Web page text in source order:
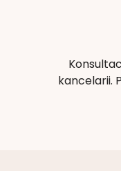
kancelarii.